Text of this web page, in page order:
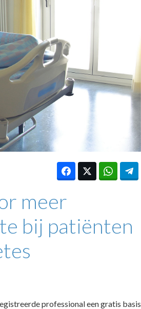
meer
bij patiënten
professional een gratis basis